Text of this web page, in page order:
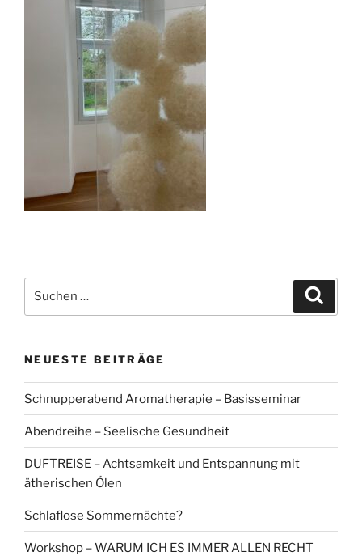
nach:
NEUESTE BEITRÄGE
Schnupperabend Aromatherapie – Basisseminar
Abendreihe – Seelische Gesundheit
DUFTREISE – Achtsamkeit und Entspannung mit
ätherischen Ölen
Schlaflose Sommernächte?
Workshop – WARUM ICH ES IMMER ALLEN RECHT